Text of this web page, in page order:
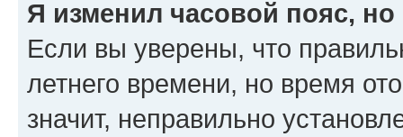
Я изменил часовой пояс,
Если вы уверены, что
летнего времени, но время
значит, неправильно